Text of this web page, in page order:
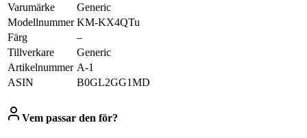
Varumärke
‎Generic
Modellnummer ‎KM-KX4QTu
Färg
‎–
Tillverkare
‎Generic
Artikelnummer ‎A-1
ASIN
‎B0GL2GG1MD
Vem passar den för?